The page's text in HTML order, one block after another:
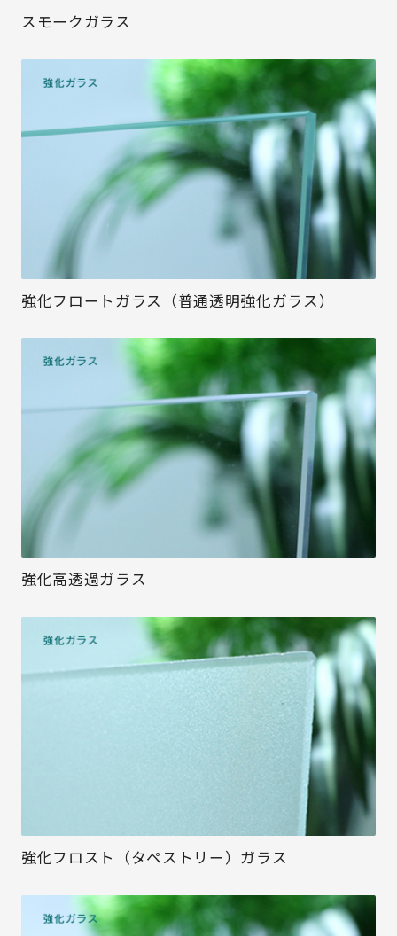
スモークガラス
強化フロートガラス（普通透明強化ガラス）
強化高透過ガラス
強化フロスト（タペストリー）ガラス